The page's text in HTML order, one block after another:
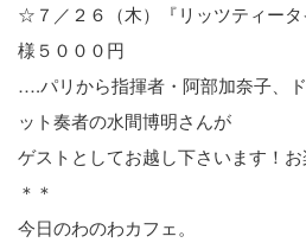
☆７／２６（木）『リッツティー
様５０００円
….パリから指揮者・阿部加奈子、
ット奏者の水間博明さんが
ゲストとしてお越し下さいます！
＊＊
今日のわのわカフェ。